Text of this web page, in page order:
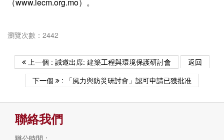
（www.lecm.org.mo）。
瀏覽次數：2442
上一個 : 誠邀出席: 建築工程與環境保護研討會
返回
下一個
: 「風力與防災研討會」認可申請已獲批准
聯絡我們